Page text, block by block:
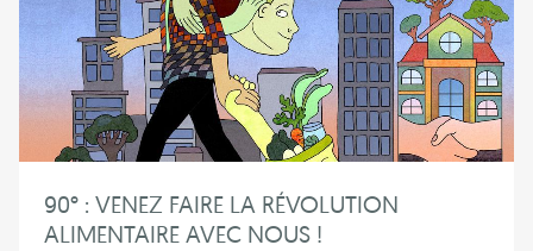
90° : VENEZ FAIRE LA RÉVOLUTION
ALIMENTAIRE AVEC NOUS !